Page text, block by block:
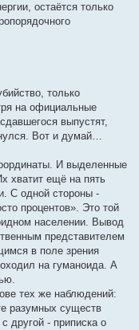
остаётся только
только
на официальные
выпустят,
Вот и думай…
И выделенные
хватит ещё на пять
С одной стороны -
процентов». Это той
населении. Вывод
представителем
в поле зрения
на гуманоида. А
тех же наблюдений:
разумных существ
другой - приписка о